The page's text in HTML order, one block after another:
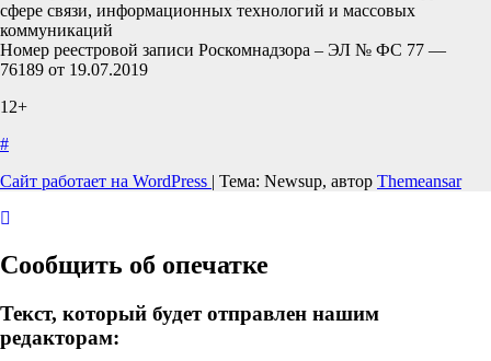
сфере связи, информационных технологий и массовых
коммуникаций
Номер реестровой записи Роскомнадзора – ЭЛ № ФС 77 —
76189 от 19.07.2019
12+
#
Сайт работает на WordPress | Тема: Newsup, автор Themeansar
Сообщить об опечатке
Текст, который будет отправлен нашим
редакторам: